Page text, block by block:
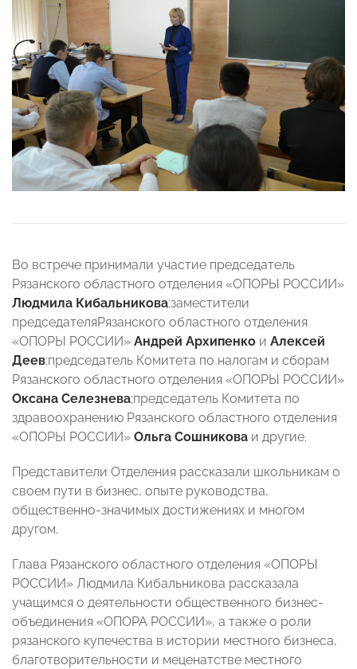
Во встрече принимали участие председатель
Рязанского областного отделения «ОПОРЫ РОССИИ»
Людмила Кибальникова;заместители
председателяРязанского областного отделения
«ОПОРЫ РОССИИ» Андрей Архипенко и Алексей
Деев;председатель Комитета по налогам и сборам
Рязанского областного отделения «ОПОРЫ РОССИИ»
Оксана Селезнева;председатель Комитета по
здравоохранению Рязанского областного отделения
«ОПОРЫ РОССИИ» Ольга Сошникова и другие.
Представители Отделения рассказали школьникам о
своем пути в бизнес, опыте руководства,
общественно-значимых достижениях и многом
другом.
Глава Рязанского областного отделения «ОПОРЫ
РОССИИ» Людмила Кибальникова рассказала
учащимся о деятельности общественного бизнес-
объединения «ОПОРА РОССИИ», а также о роли
рязанского купечества в истории местного бизнеса,
благотворительности и меценатстве местного